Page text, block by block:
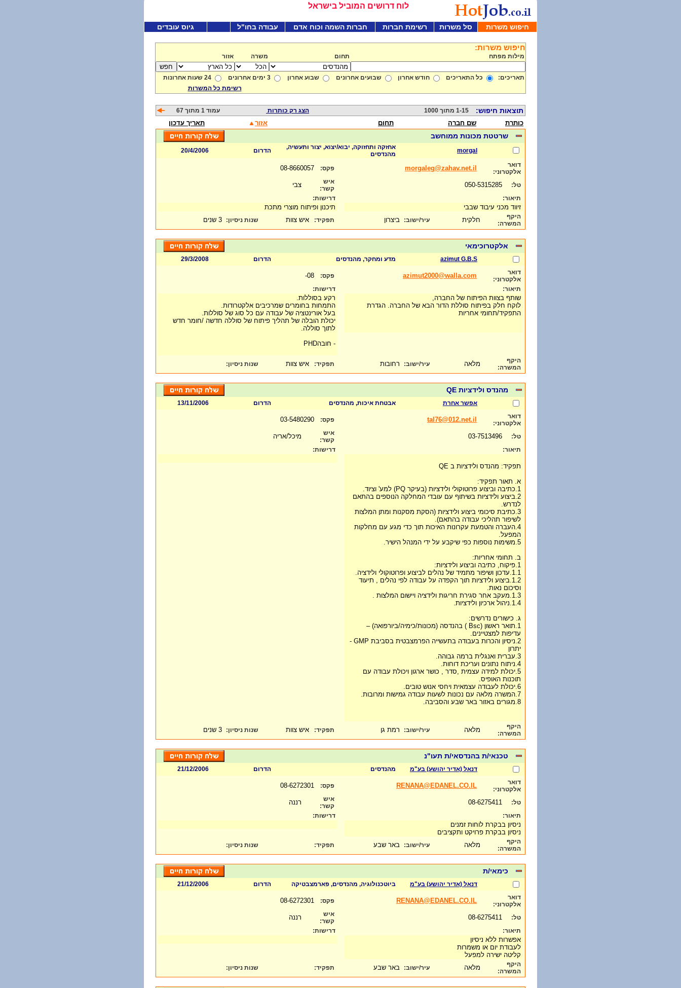
לוח דרושים המוביל בישראל
חיפוש משרות סל משרות רשימת חברות חברות השמה וכוח אדם עבודה בחו"ל גיוס עובדים
חיפוש משרות:
מילות מפתח תחום משרה אזור
תאריכים: כל התאריכים חודש אחרון שבועים אחרונים שבוע אחרון 3 ימים אחרונים
24 שעות אחרונות
רשימת כל המשרות
תוצאות חיפוש: 1-15 מתוך 1000 הצג רק כותרות עמוד 1 מתוך 67
כותרת שם חברה תחום אזור תאריך עדכון
שרטטת מכונות ממוחשב
morgal
אחזקה ותחזוקה, יבוא/יצוא, יצור ותעשיה,
מהנדסים
הדרום
20/4/2006
דואר
אלקטרוני:
morgaleg@zahav.net.il פקס:
טל:
איש
קשר:
צבי
תיאור:
זיווד מכני עיבוד שבבי
דרישות:
תיכנון ופיתוח מוצרי מתכת
היקף
המשרה:
חלקית עיר/ישוב: ביצרון תפקיד: איש צוות שנות ניסיון: 3 שנים
אלקטרוכימאי
azimut G.B.S מדע ומחקר, מהנדסים הדרום
29/3/2008
דואר
אלקטרוני:
azimut2000@walla.com פקס:
תיאור:
שותף בצוות הפיתוח של החברה,
לוקח חלק בפיתוח סוללת הדור הבא של החברה. הגדרת
התפקיד/תחומי אחריות
דרישות:
רקע בסוללות.
התמחות בחומרים שמרכיבים אלקטרודות.
בעל אורינטציה של עבודה עם כל סוג של סוללות.
יכולת הובלה של תהליך פיתוח של סוללה חדשה /חומר חדש
לתוך סוללה.
- חובהPHD
היקף
המשרה:
מלאה עיר/ישוב: רחובות תפקיד: איש צוות שנות ניסיון:
מהנדס ולידציות QE
אפשר אחרת אבטחת איכות, מהנדסים הדרום
13/11/2006
דואר
אלקטרוני:
tal76@012.net.il פקס:
טל:
איש
קשר:
מיכל/אריה
תיאור:
תפקיד: מהנדס ולידציות ב QE
א. תאור תפקיד:
1.כתיבה וביצוע פרוטוקולי ולידציות (בעיקר PQ) למע' וציוד.
2.ביצוע ולידציות בשיתוף עם עובדי המחלקה הנוספים בהתאם
לנדרש.
3.כתיבת סיכומי ביצוע ולידציות (הסקת מסקנות ומתן המלצות
לשיפור תהליכי עבודה בהתאם).
4.העברה והטמעת עקרונות האיכות תוך כדי מגע עם מחלקות
המפעל.
5.משימות נוספות כפי שיקבע על ידי המנהל הישיר.
ב. תחומי אחריות:
1.פיקוח, כתיבה וביצוע ולידציות:
1.1.עדכון ושיפור מתמיד של נהלים לביצוע ופרוטוקולי ולידציה.
1.2.ביצוע ולידציות תוך הקפדה על עבודה לפי נהלים , תיעוד
וסיכום נאות.
1.3.מעקב אחר סגירת חריגות ולידציה ויישום המלצות .
1.4.ניהול ארכיון ולידציות.
ג. כישורים נדרשים:
1.תואר ראשון (Bsc ) בהנדסה (מכונות/כימיה/ביורפואה) –
עדיפות למצטיינים.
2.ניסיון והכרות בעבודה בתעשייה הפרמצבטית בסביבת GMP -
יתרון
3.עברית ואנגלית ברמה גבוהה.
4.ניתוח נתונים ועריכת דוחות.
5.יכולת למידה עצמית ,סדר , כושר ארגון ויכולת עבודה עם
תוכנות האופיס.
6.יכולת לעבודה עצמאית ויחסי אנוש טובים.
7.המשרה מלאה עם נכונות לשעות עבודה גמישות ומרובות.
8.מגורים באזור באר שבע והסביבה.
דרישות:
היקף
המשרה:
מלאה עיר/ישוב: רמת גן תפקיד: איש צוות שנות ניסיון: 3 שנים
טכנאי/ת בהנדסאי/ת תעו"נ
דנאל (אדיר יהושע) בע"מ מהנדסים הדרום
21/12/2006
דואר
אלקטרוני:
RENANA@EDANEL.CO.IL פקס:
טל:
איש
קשר:
רננה
תיאור:
ניסיון בבקרת לוחות זמנים
ניסיון בבקרת פרויקט ותקציבים
דרישות:
היקף
המשרה:
מלאה עיר/ישוב: באר שבע תפקיד: שנות ניסיון:
כימאי/ת
דנאל (אדיר יהושע) בע"מ ביוטכנולוגיה, מהנדסים, פארמצבטיקה הדרום
21/12/2006
דואר
אלקטרוני:
RENANA@EDANEL.CO.IL פקס:
טל:
איש
קשר:
רננה
תיאור:
אפשרות ללא ניסיון
לעבודת יום או משמרות
קליטה ישירה למפעל
דרישות:
היקף
המשרה:
מלאה עיר/ישוב: באר שבע תפקיד: שנות ניסיון: